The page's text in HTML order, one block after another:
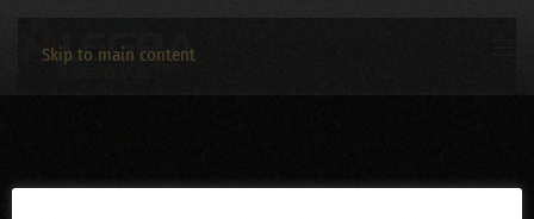
Skip to main content